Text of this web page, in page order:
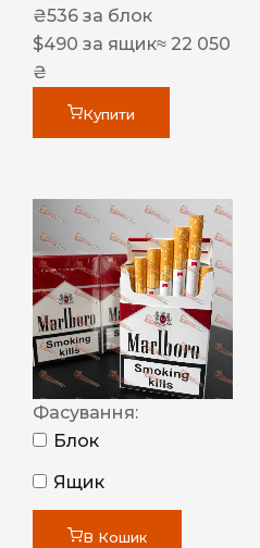
₴536 за блок
$490 за ящик≈ 22 050
₴
Купити
Фасування:
Блок
Ящик
В Кошик